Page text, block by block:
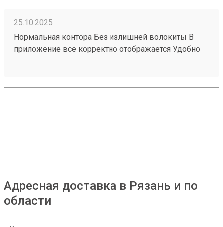
25.10.2025
Нормальная контора Без излишней волокиты В
приложение всё корректно отображается Удобно
Адресная доставка в Рязань и по
области